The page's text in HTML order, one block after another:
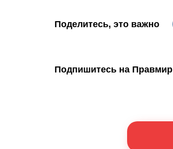
Поделитесь, это важно
Подпишитесь на Правмир